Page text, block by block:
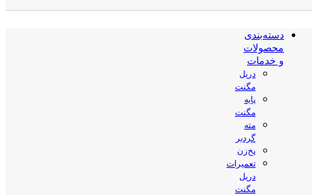
دسته‌بندی
محصولات
و خدمات
دریل
مگنت
پایه
مگنت
مته
گردبر
پخ‌زن
تعمیرات
دریل
مگنت